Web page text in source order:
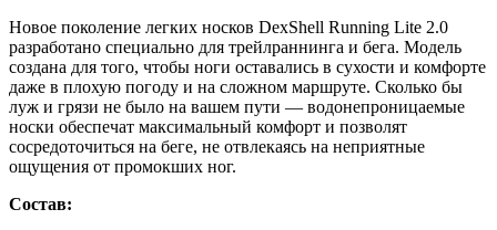
Новое поколение легких носков DexShell Running Lite 2.0
разработано специально для трейлраннинга и бега. Модель
создана для того, чтобы ноги оставались в сухости и комфорте
даже в плохую погоду и на сложном маршруте. Сколько бы
луж и грязи не было на вашем пути — водонепроницаемые
носки обеспечат максимальный комфорт и позволят
сосредоточиться на беге, не отвлекаясь на неприятные
ощущения от промокших ног.
Состав: